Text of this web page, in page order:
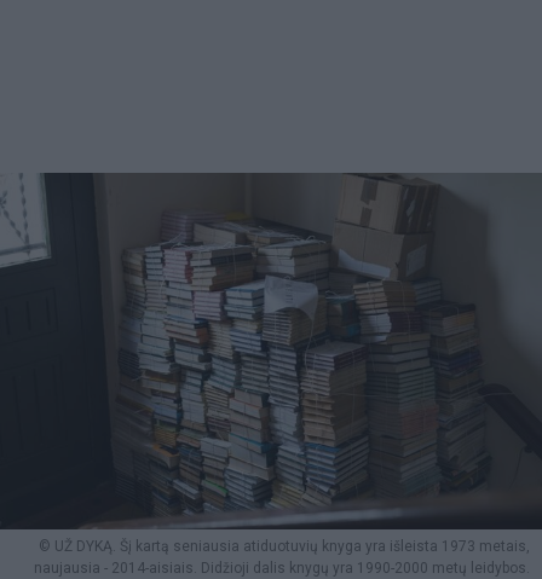
© UŽ DYKĄ. Šį kartą seniausia atiduotuvių knyga yra išleista 1973 metais,
naujausia - 2014-aisiais. Didžioji dalis knygų yra 1990-2000 metų leidybos.